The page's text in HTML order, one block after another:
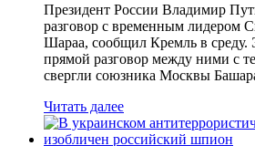
Президент России Владимир
разговор с временным лидером
Шараа, сообщил Кремль в среду.
прямой разговор между ними с
свергли союзника Москвы
Читать далее